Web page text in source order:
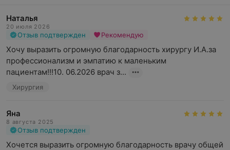
Наталья
20 июля 2026
Отзыв подтвержден Рекомендую
Хочу выразить огромную благодарность хирургу И.А.за
профессионализм и эмпатию к маленьким
пациентам!!!10. 06.2026 врач з...
Хирургия
Яна
8 августа 2025
Отзыв подтвержден
Хочется выразить огромную благодарность врачу общей